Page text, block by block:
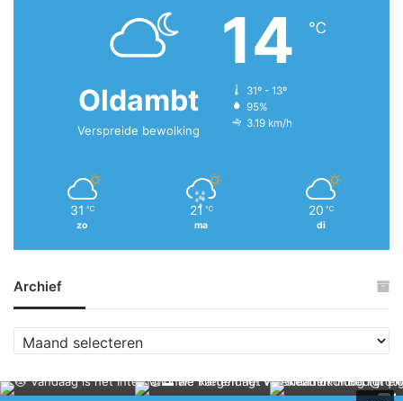
Oldambt
Verspreide bewolking
14 ℃
31º - 13º
95%
3.19 km/h
31 ℃
zo
21 ℃
ma
20 ℃
di
Archief
r
h